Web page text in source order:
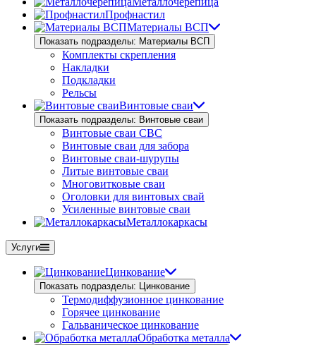
Профнастил
Материалы ВСП
Показать подразделы: Материалы ВСП
Комплекты скрепления
Накладки
Подкладки
Рельсы
Винтовые сваи
Показать подразделы: Винтовые сваи
Винтовые сваи СВС
Винтовые сваи для забора
Винтовые сваи-шурупы
Литые винтовые сваи
Многовитковые сваи
Оголовки для винтовых свай
Усиленные винтовые сваи
Металлокаркасы
Услуги
Цинкование
Показать подразделы: Цинкование
Термодиффузионное цинкование
Горячее цинкование
Гальваническое цинкование
Обработка металла